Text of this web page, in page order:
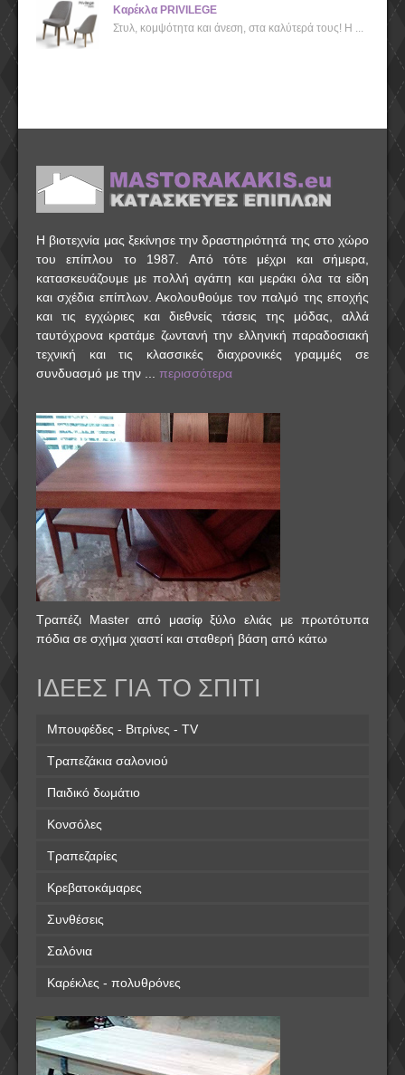
Καρέκλα PRIVILEGE
Στυλ, κομψότητα και άνεση, στα καλύτερά τους! Η ...
Η βιοτεχνία μας ξεκίνησε την δραστηριότητά της στο χώρο
του επίπλου το 1987. Από τότε μέχρι και σήμερα,
κατασκευάζουμε με πολλή αγάπη και μεράκι όλα τα είδη
και σχέδια επίπλων. Ακολουθούμε τον παλμό της εποχής
και τις εγχώριες και διεθνείς τάσεις της μόδας, αλλά
ταυτόχρονα κρατάμε ζωντανή την ελληνική παραδοσιακή
τεχνική και τις κλασσικές διαχρονικές γραμμές σε
συνδυασμό με την ... περισσότερα
Τραπέζι Master από μασίφ ξύλο ελιάς με πρωτότυπα
πόδια σε σχήμα χιαστί και σταθερή βάση από κάτω
ΙΔΕΕΣ ΓΙΑ ΤΟ ΣΠΙΤΙ
Μπουφέδες - Βιτρίνες - TV
Τραπεζάκια σαλονιού
Παιδικό δωμάτιο
Κονσόλες
Τραπεζαρίες
Κρεβατοκάμαρες
Συνθέσεις
Σαλόνια
Καρέκλες - πολυθρόνες